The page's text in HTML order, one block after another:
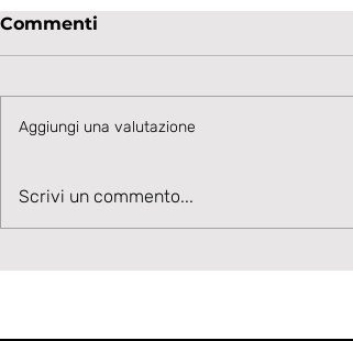
Velocità, Potenza, Gol,
Commenti
Aggiungi una valutazione
Scrivi un commento...